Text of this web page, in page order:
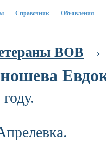
Справочник Объявления
ВОВ →